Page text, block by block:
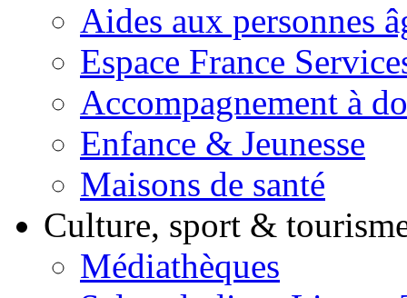
Aides aux personnes
Espace France
Accompagnement à
Enfance & Jeunesse
Maisons de santé
Culture, sport &
Médiathèques